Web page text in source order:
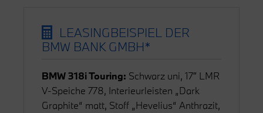
LEASINGBEISPIEL DER
BMW BANK GMBH*
BMW 318i Touring: Schwarz uni, 17″ LMR
V-Speiche 778, Interieurleisten „Dark
Graphite“ matt, Stoff „Hevelius“ Anthrazit,